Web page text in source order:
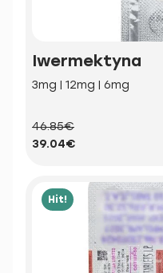
Iwermektyna
3mg | 12mg | 6mg
46.85€
39.04€
Hit!